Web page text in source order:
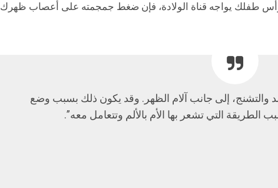
طفلك يواجه قناة الولادة، فإن ضغط جمجمته على أعصاب ظهرك
والتشنج، إلى جانب آلام الظهر. وقد يكون ذلك بسبب وضع
الطريقة التي تشعر بها الأم بالألم وتتعامل معه”.